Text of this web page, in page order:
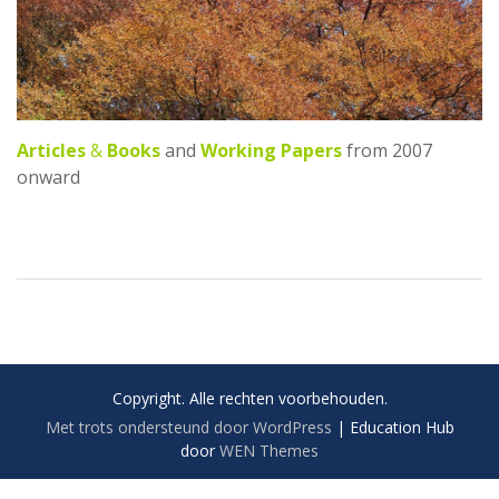
Articles& Booksand Working Papersfrom 2007
onward
Copyright. Alle rechten voorbehouden.
Met trots ondersteund door WordPress | Education Hub
door WEN Themes